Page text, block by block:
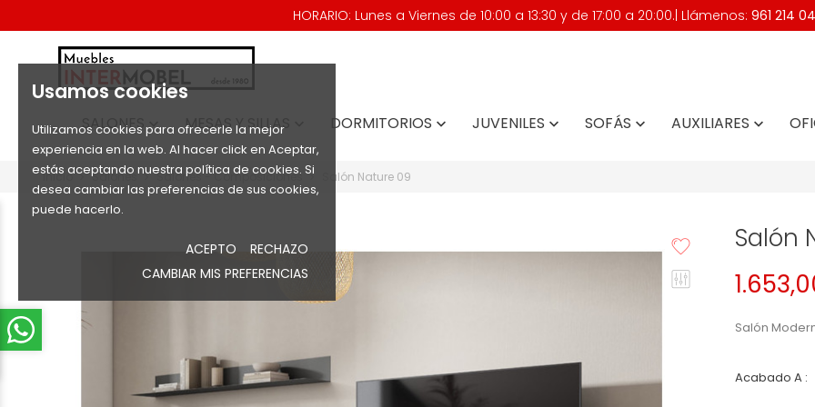
Usamos cookies
Utilizamos cookies para ofrecerle la mejor
experiencia en la web. Al hacer click en Aceptar,
estás aceptando nuestra política de cookies. Si
desea cambiar las preferencias de sus cookies,
puede hacerlo.
ACEPTO
RECHAZO
CAMBIAR MIS PREFERENCIAS
HORARIO: Lunes a Viernes de 10:00 a 13:30 y de 17:00 a 20:00.| Llámenos: 961 214
SALONES  MESAS Y SILLAS DORMITORIOS  JUVENILES  SOFÁS  AUXILIARES 
Inicio Salones Salones - Composiciones Salón Nature 09
Salón
Salón
Acabado A :